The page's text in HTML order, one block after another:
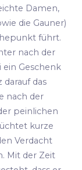
Damen,
die Gauner)
führt.
nach der
ein Geschenk
das
nach der
peinlichen
kurze
Verdacht
Mit der Zeit